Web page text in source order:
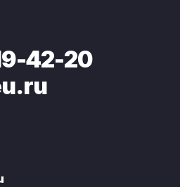
42-20